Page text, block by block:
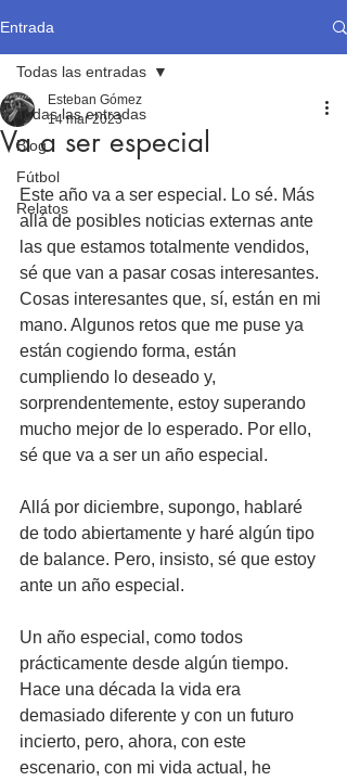
Entrada
Todas las entradas
Blog
Fútbol
Relatos
Todas las entradas
Va a ser especial
Esteban Gómez
14 mar 2023
Este año va a ser especial. Lo sé. Más
allá de posibles noticias externas ante
las que estamos totalmente vendidos,
sé que van a pasar cosas interesantes.
Cosas interesantes que, sí, están en mi
mano. Algunos retos que me puse ya
están cogiendo forma, están
cumpliendo lo deseado y,
sorprendentemente, estoy superando
mucho mejor de lo esperado. Por ello,
sé que va a ser un año especial.
Allá por diciembre, supongo, hablaré
de todo abiertamente y haré algún tipo
de balance. Pero, insisto, sé que estoy
ante un año especial.
Un año especial, como todos
prácticamente desde algún tiempo.
Hace una década la vida era
demasiado diferente y con un futuro
incierto, pero, ahora, con este
escenario, con mi vida actual, he